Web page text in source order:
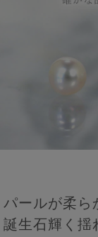
パールが柔ら
誕生石輝く揺